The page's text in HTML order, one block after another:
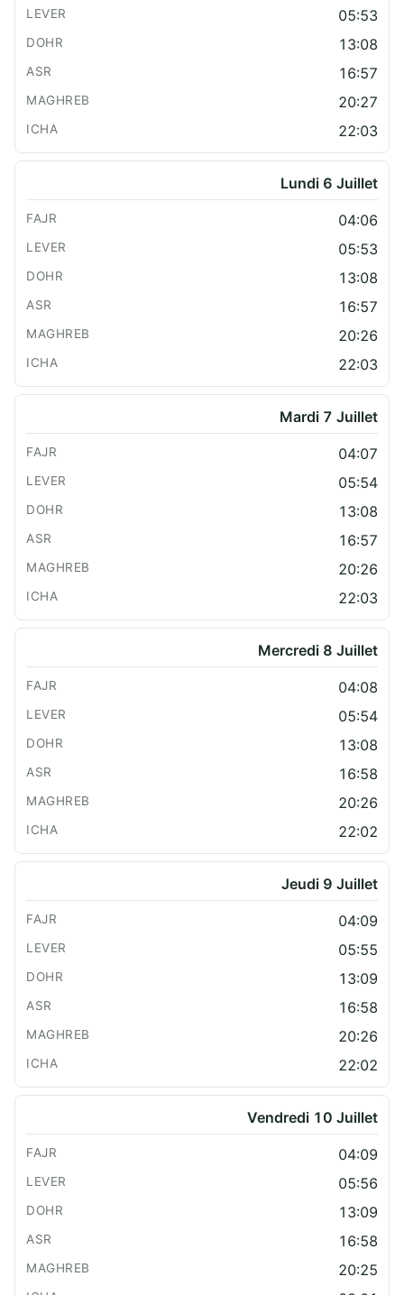
05:53
13:08
16:57
20:27
22:03
Lundi 6 Juillet
04:06
05:53
13:08
16:57
20:26
22:03
Mardi 7 Juillet
04:07
05:54
13:08
16:57
20:26
22:03
Mercredi 8 Juillet
04:08
05:54
13:08
16:58
20:26
22:02
Jeudi 9 Juillet
04:09
05:55
13:09
16:58
20:26
22:02
Vendredi 10 Juillet
04:09
05:56
13:09
16:58
20:25